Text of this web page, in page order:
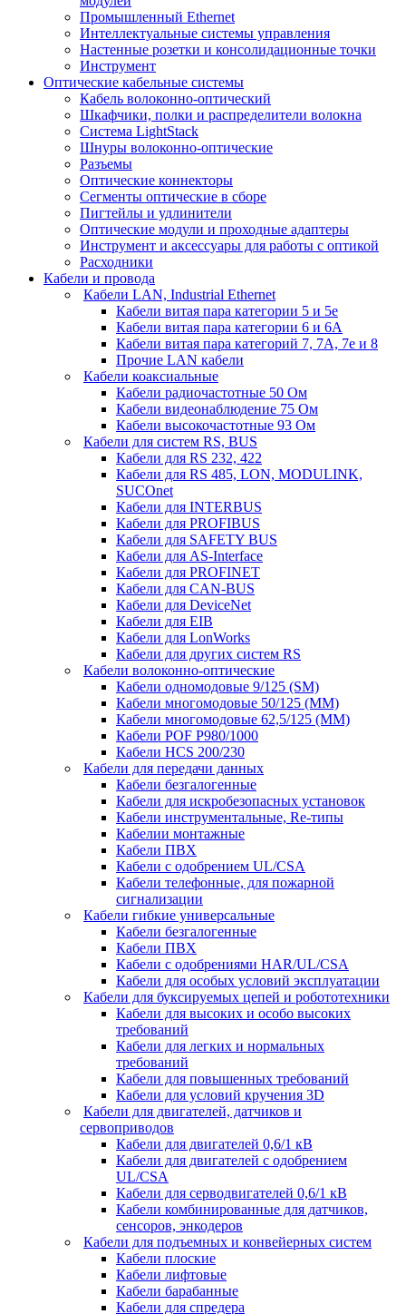
Промышленный Ethernet
Интеллектуальные системы управления
Настенные розетки и консолидационные точки
Инструмент
Оптические кабельные системы
Кабель волоконно-оптический
Шкафчики, полки и распределители волокна
Система LightStack
Шнуры волоконно-оптические
Разъемы
Оптические коннекторы
Сегменты оптические в сборе
Пигтейлы и удлинители
Оптические модули и проходные адаптеры
Инструмент и аксессуары для работы с оптикой
Расходники
Кабели и провода
Кабели LAN, Industrial Ethernet
Кабели витая пара категории 5 и 5е
Кабели витая пара категории 6 и 6A
Кабели витая пара категорий 7, 7А, 7е и 8
Прочие LAN кабели
Кабели коаксиальные
Кабели радиочастотные 50 Ом
Кабели видеонаблюдение 75 Ом
Кабели высокочастотные 93 Ом
Кабели для систем RS, BUS
Кабели для RS 232, 422
Кабели для RS 485, LON, MODULINK,
SUCOnet
Кабели для INTERBUS
Кабели для PROFIBUS
Кабели для SAFETY BUS
Кабели для AS-Interface
Кабели для PROFINET
Кабели для CAN-BUS
Кабели для DeviceNet
Кабели для EIB
Кабели для LonWorks
Кабели для других систем RS
Кабели волоконно-оптические
Кабели одномодовые 9/125 (SM)
Кабели многомодовые 50/125 (ММ)
Кабели многомодовые 62,5/125 (ММ)
Кабели POF P980/1000
Кабели HCS 200/230
Кабели для передачи данных
Кабели безгалогенные
Кабели для искробезопасных установок
Кабели инструментальные, Re-типы
Кабелии монтажные
Кабели ПВХ
Кабели с одобрением UL/CSA
Кабели телефонные, для пожарной
сигнализации
Кабели гибкие универсальные
Кабели безгалогенные
Кабели ПВХ
Кабели с одобрениями HAR/UL/CSA
Кабели для особых условий эксплуатации
Кабели для буксируемых цепей и робототехники
Кабели для высоких и особо высоких
требований
Кабели для легких и нормальных
требований
Кабели для повышенных требований
Кабели для условий кручения 3D
Кабели для двигателей, датчиков и
сервоприводов
Кабели для двигателей 0,6/1 кВ
Кабели для двигателей с одобрением
UL/CSA
Кабели для серводвигателей 0,6/1 кВ
Кабели комбинированные для датчиков,
cенсоров, энкодеров
Кабели для подъемных и конвейерных систем
Кабели плоские
Кабели лифтовые
Кабели барабанные
Кабели для спредера